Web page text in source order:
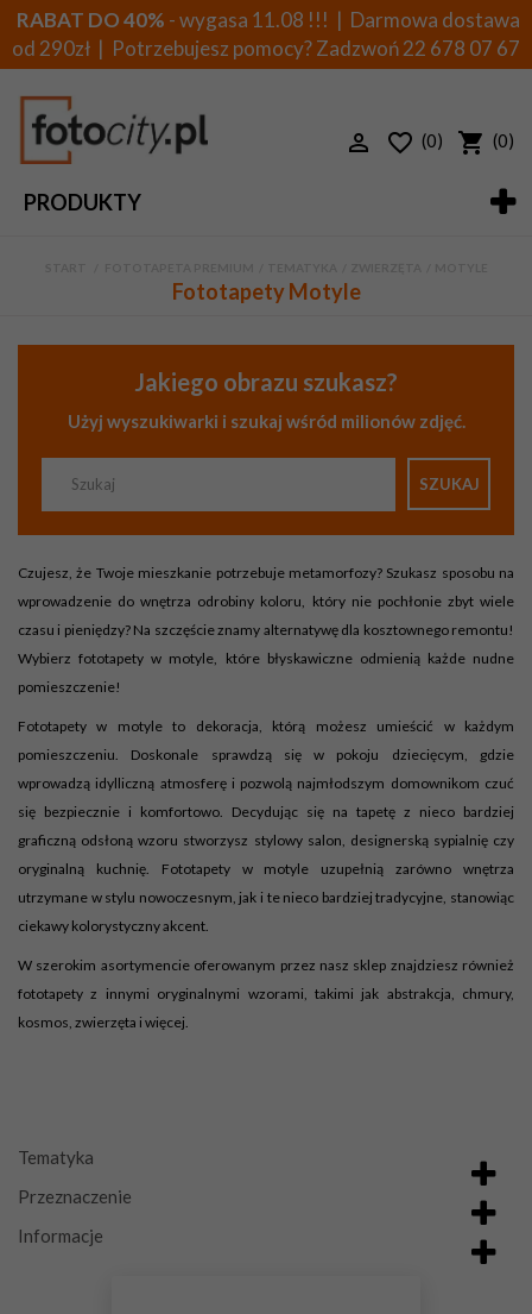
RABAT DO 40% - wygasa 11.08 !!! | Darmowa dostawa
od 290zł | Potrzebujesz pomocy? Zadzwoń22 678 07 67
PRODUKTY
(0) (0)
Fototapety Motyle
Czujesz, że Twoje mieszkanie potrzebuje metamorfozy? Szukasz sposobu na
wprowadzenie do wnętrza odrobiny koloru, który nie pochłonie zbyt wiele
czasu i pieniędzy? Na szczęście znamy alternatywę dla kosztownego remontu!
Wybierz fototapety w motyle, które błyskawiczne odmienią każde nudne
pomieszczenie!
Fototapety w motyle to dekoracja, którą możesz umieścić w każdym
pomieszczeniu. Doskonale sprawdzą się w pokoju dziecięcym, gdzie
wprowadzą idylliczną atmosferę i pozwolą najmłodszym domownikom czuć
się bezpiecznie i komfortowo. Decydując się na tapetę z nieco bardziej
graficzną odsłoną wzoru stworzysz stylowy salon, designerską sypialnię czy
oryginalną kuchnię. Fototapety w motyle uzupełnią zarówno wnętrza
utrzymane w stylu nowoczesnym, jak i te nieco bardziej tradycyjne, stanowiąc
ciekawy kolorystyczny akcent.
W szerokim asortymencie oferowanym przez nasz sklep znajdziesz również
fototapety z innymi oryginalnymi wzorami, takimi jak abstrakcja, chmury,
kosmos, zwierzęta i więcej.
Jakiego obrazu szukasz?
Użyj wyszukiwarki i szukaj wśród milionów zdjęć.
SZUKAJ
Tematyka
Przeznaczenie
Informacje